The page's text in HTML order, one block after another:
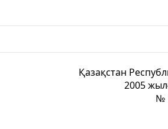
Қазақстан
2005
№